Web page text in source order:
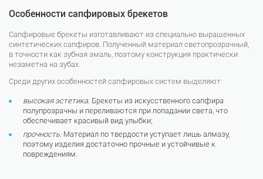
Особенности сапфировых брекетов
Сапфировые брекеты изготавливают из специально выращенных
синтетических сапфиров. Полученный материал светопрозрачный,
в точности как зубная эмаль, поэтому конструкция практически
незаметна на зубах.
Среди других особенностей сапфировых систем выделяют:
высокая эстетика. Брекеты из искусственного сапфира
полупрозрачны и переливаются при попадании света, что
обеспечивает красивый вид улыбки;
прочность. Материал по твердости уступает лишь алмазу,
поэтому изделия достаточно прочные и устойчивые к
повреждениям.